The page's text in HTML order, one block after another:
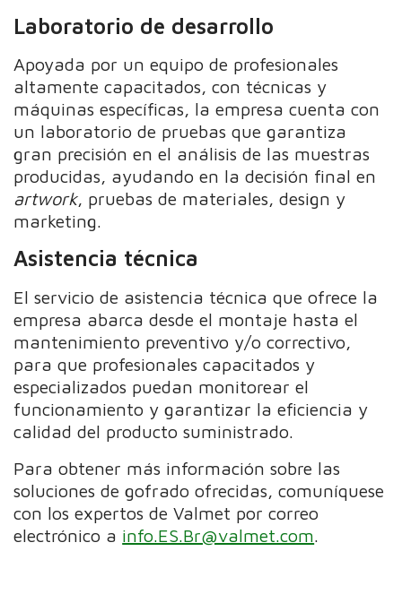
Laboratorio de desarrollo
Apoyada por un equipo de profesionales
altamente capacitados, con técnicas y
máquinas específicas, la empresa cuenta con
un laboratorio de pruebas que garantiza
gran precisión en el análisis de las muestras
producidas, ayudando en la decisión final en
artwork, pruebas de materiales, design y
marketing.
Asistencia técnica
El servicio de asistencia técnica que ofrece la
empresa abarca desde el montaje hasta el
mantenimiento preventivo y/o correctivo,
para que profesionales capacitados y
especializados puedan monitorear el
funcionamiento y garantizar la eficiencia y
calidad del producto suministrado.
Para obtener más información sobre las
soluciones de gofrado ofrecidas, comuníquese
con los expertos de Valmet por correo
electrónico a info.ES.Br@valmet.com.